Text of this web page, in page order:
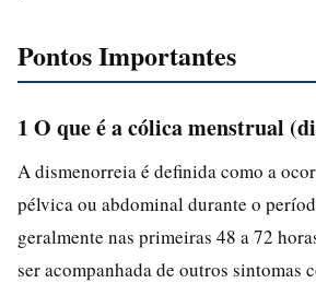
Pontos Importantes
1 O que é a cólica menstrual
A dismenorreia é definida como a
pélvica ou abdominal durante o
geralmente nas primeiras 48 a 72
ser acompanhada de outros sintomas